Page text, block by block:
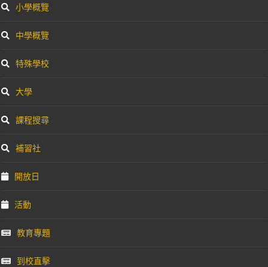
小學概覽
中學概覽
特殊學校
大學
課程搜尋
補習社
開放日
活動
教育專題
到校直擊